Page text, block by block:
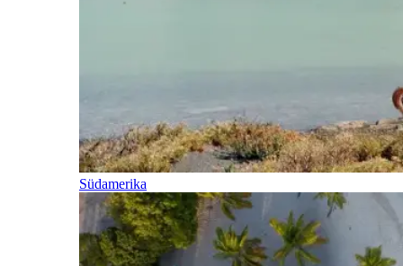
Südamerika